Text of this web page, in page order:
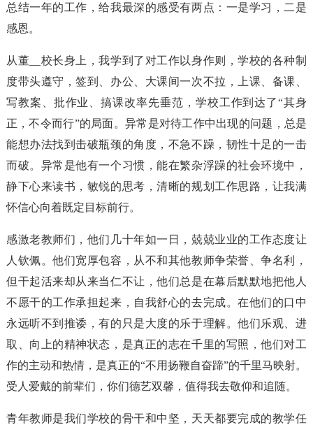
总结一年的工作，给我最深的感受有两点：一是学习，二是
感恩。
从董__校长身上，我学到了对工作以身作则，学校的各种制
度带头遵守，签到、办公、大课间一次不拉，上课、备课、
写教案、批作业、搞课改率先垂范，学校工作到达了“其身
正，不令而行”的局面。异常是对待工作中出现的问题，总是
能想办法找到击破瓶颈的角度，不急不躁，韧性十足的一击
而破。异常是他有一个习惯，能在繁杂浮躁的社会环境中，
静下心来读书，敏锐的思考，清晰的规划工作思路，让我满
怀信心向着既定目标前行。
感激老教师们，他们几十年如一日，兢兢业业的工作态度让
人钦佩。他们宽厚包容，从不和其他教师争荣誉、争名利，
但干起活来却从来当仁不让，他们总是在幕后默默地把他人
不愿干的工作承担起来，自我舒心的去完成。在他们的口中
永远听不到推诿，有的只是大度的乐于理解。他们乐观、进
取、向上的精神状态，是真正的志在千里的写照，他们对工
作的主动和热情，是真正的“不用扬鞭自奋蹄”的千里马映射。
受人爱戴的前辈们，你们德艺双馨，值得我去敬仰和追随。
青年教师是我们学校的骨干和中坚，天天都要完成的教学任